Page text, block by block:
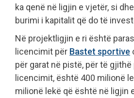
ka qenë në ligjin e vjetër, si
burimi i kapitalit që do të
Në projektligjin e ri është
licencimit për Bastet sportive
për garat në pistë, për të gjithë
licencimit, është 400 milionë
milionë lekë që është në ligjin